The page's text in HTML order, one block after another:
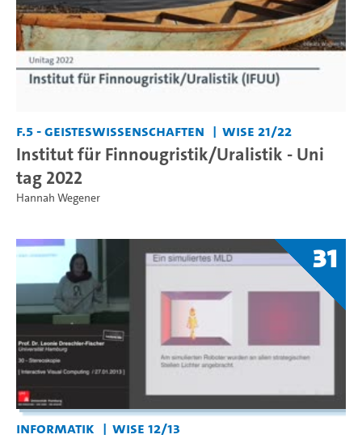
F.5 - Geisteswissenschaften WiSe 21/22
Institut für Finnougristik/Uralistik - Uni
tag 2022
Hannah Wegener
31
Informatik WiSe 12/13